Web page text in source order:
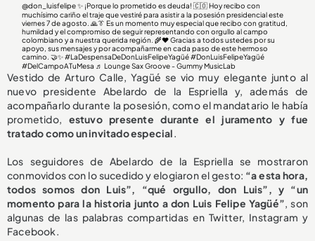
@don_luisfelipe✨ ¡Porque lo prometido es deuda! 🇨🇴 Hoy recibo con
muchísimo cariño el traje que vestiré para asistir a la posesión presidencial este
viernes 7 de agosto. 🙏👔 Es un momento muy especial que recibo con gratitud,
humildad y el compromiso de seguir representando con orgullo al campo
colombiano y a nuestra querida región. 🌾❤️ Gracias a todos ustedes por su
apoyo, sus mensajes y por acompañarme en cada paso de este hermoso
camino. 🤝✨#LaDespensaDeDonLuisFelipeYagüé #DonLuisFelipeYagüé
#DelCampoATuMesa ♬ Lounge Sax Groove - Gummy MusicLab
Vestido de Arturo Calle, Yagüé se vio muy elegante junto al
nuevo presidente Abelardo de la Espriella y, además de
acompañarlo durante la posesión, como el mandatario le había
prometido, estuvo presente durante el juramento y fue
tratado como un invitado especial.
Los seguidores de Abelardo de la Espriella se mostraron
conmovidos con lo sucedido y elogiaron el gesto: “a esta hora,
todos somos don Luis”, “qué orgullo, don Luis”, y “un
momento para la historia junto a don Luis Felipe Yagüé”, son
algunas de las palabras compartidas en Twitter, Instagram y
Facebook.